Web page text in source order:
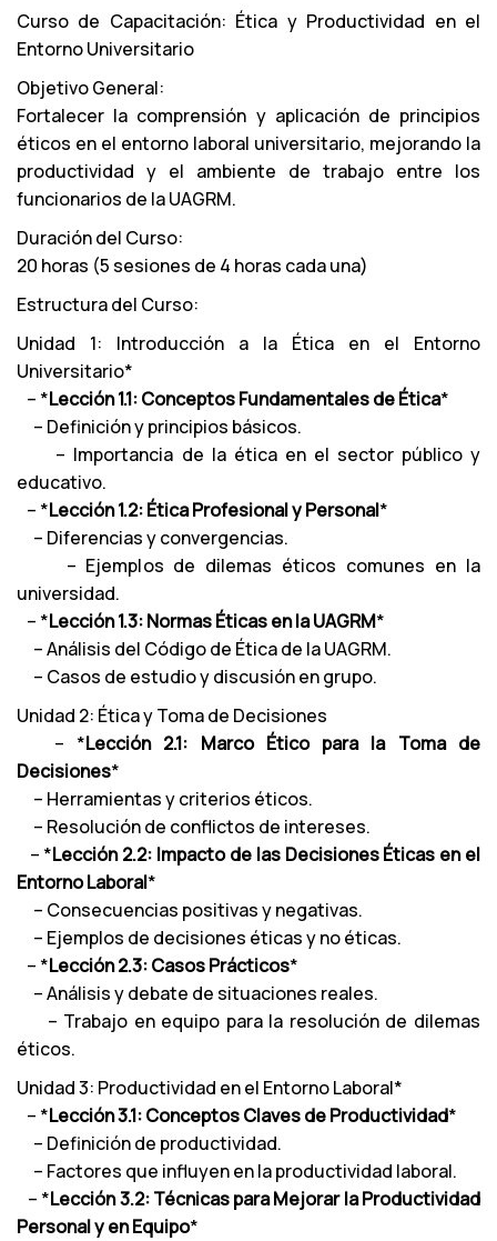
Curso de Capacitación: Ética y Productividad en el
Entorno Universitario
Objetivo General:
Fortalecer la comprensión y aplicación de principios
éticos en el entorno laboral universitario, mejorando la
productividad y el ambiente de trabajo entre los
funcionarios de la UAGRM.
Duración del Curso:
20 horas (5 sesiones de 4 horas cada una)
Estructura del Curso:
Unidad 1: Introducción a la Ética en el Entorno
Universitario*
– *Lección 1.1: Conceptos Fundamentales de Ética*
– Definición y principios básicos.
– Importancia de la ética en el sector público y
educativo.
– *Lección 1.2: Ética Profesional y Personal*
– Diferencias y convergencias.
– Ejemplos de dilemas éticos comunes en la
universidad.
– *Lección 1.3: Normas Éticas en la UAGRM*
– Análisis del Código de Ética de la UAGRM.
– Casos de estudio y discusión en grupo.
Unidad 2: Ética y Toma de Decisiones
– *Lección 2.1: Marco Ético para la Toma de
Decisiones*
– Herramientas y criterios éticos.
– Resolución de conflictos de intereses.
– *Lección 2.2: Impacto de las Decisiones Éticas en el
Entorno Laboral*
– Consecuencias positivas y negativas.
– Ejemplos de decisiones éticas y no éticas.
– *Lección 2.3: Casos Prácticos*
– Análisis y debate de situaciones reales.
– Trabajo en equipo para la resolución de dilemas
éticos.
Unidad 3: Productividad en el Entorno Laboral*
– *Lección 3.1: Conceptos Claves de Productividad*
– Definición de productividad.
– Factores que influyen en la productividad laboral.
– *Lección 3.2: Técnicas para Mejorar la Productividad
Personal y en Equipo*